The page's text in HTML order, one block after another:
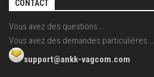
CONTACT
Vous avez des questions...
Vous avez des demandes particulières...
support@ankk-vagcom.com